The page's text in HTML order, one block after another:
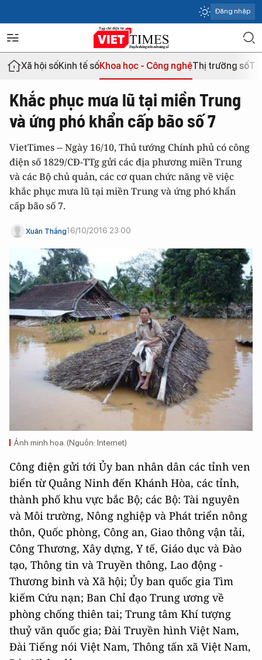
Đăng nhập
Xã hội sốKinh tế sốKhoa học - Công nghệThị trường số
Khắc phục mưa lũ tại miền Trung
và ứng phó khẩn cấp bão số 7
VietTimes -- Ngày 16/10, Thủ tướng Chính phủ có công
điện số 1829/CĐ-TTg gửi các địa phương miền Trung
và các Bộ chủ quản, các cơ quan chức năng về việc
khắc phục mưa lũ tại miền Trung và ứng phó khẩn
cấp bão số 7.
Xuân Thắng16/10/2016 23:00
Ảnh minh họa. (Nguồn: Internet)
Công điện gửi tới Ủy ban nhân dân các tỉnh ven
biển từ Quảng Ninh đến Khánh Hòa, các tỉnh,
thành phố khu vực bắc Bộ; các Bộ: Tài nguyên
và Môi trường, Nông nghiệp và Phát triển nông
thôn, Quốc phòng, Công an, Giao thông vận tải,
Công Thương, Xây dựng, Y tế, Giáo dục và Đào
tạo, Thông tin và Truyền thông, Lao động -
Thương binh và Xã hội; Ủy ban quốc gia Tìm
kiếm Cứu nạn; Ban Chỉ đạo Trung ương về
phòng chống thiên tai; Trung tâm Khí tượng
thuỷ văn quốc gia; Đài Truyền hình Việt Nam,
Đài Tiếng nói Việt Nam, Thông tấn xã Việt Nam,